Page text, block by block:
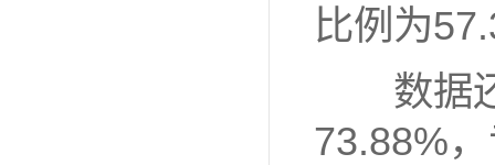
比例为
数据
73.88%